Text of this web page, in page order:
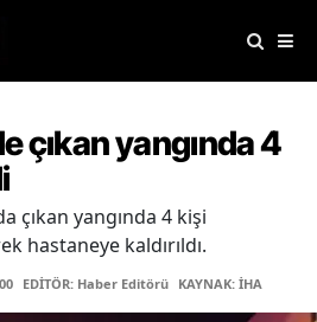
çıkan yangında 4
çıkan yangında 4 kişi
hastaneye kaldırıldı.
EDİTÖR: Haber Editörü KAYNAK: İHA